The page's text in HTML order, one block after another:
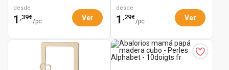
desde
1 ,39€
/pc Ver
desde
1 ,29€
/pc Ver